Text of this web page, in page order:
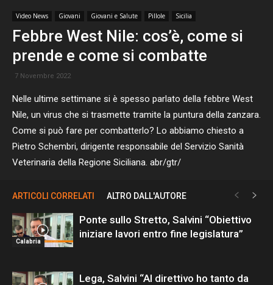
Video News Giovani Giovani e Salute Pillole Sicilia
Febbre West Nile: cos’è, come si
prende e come si combatte
7 Novembre 2022
Nelle ultime settimane si è spesso parlato della febbre West
Nile, un virus che si trasmette tramite la puntura della zanzara.
Come si può fare per combatterlo? Lo abbiamo chiesto a
Pietro Schembri, dirigente responsabile del Servizio Sanità
Veterinaria della Regione Siciliana. abr/gtr/
ARTICOLI CORRELATI ALTRO DALL'AUTORE
Calabria
Ponte sullo Stretto, Salvini “Obiettivo
iniziare lavori entro fine legislatura”
Lega, Salvini “Al direttivo ho tanto da